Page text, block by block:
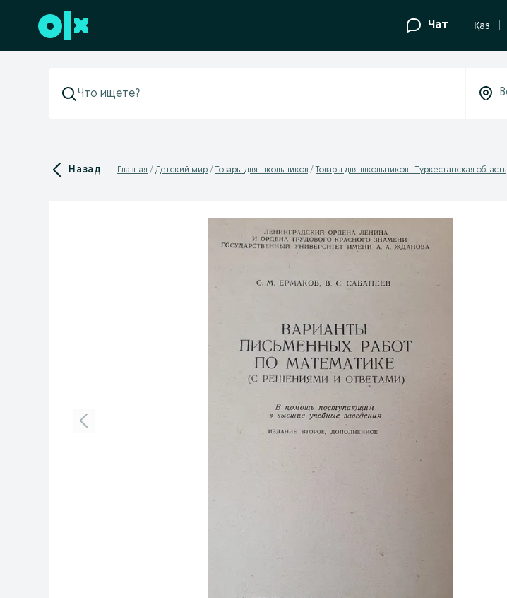
Перейти к нижнему колонтитулу Чат Қаз
Назад Главная Детский мир Товары для школьников Товары для школьников - Туркестанская область